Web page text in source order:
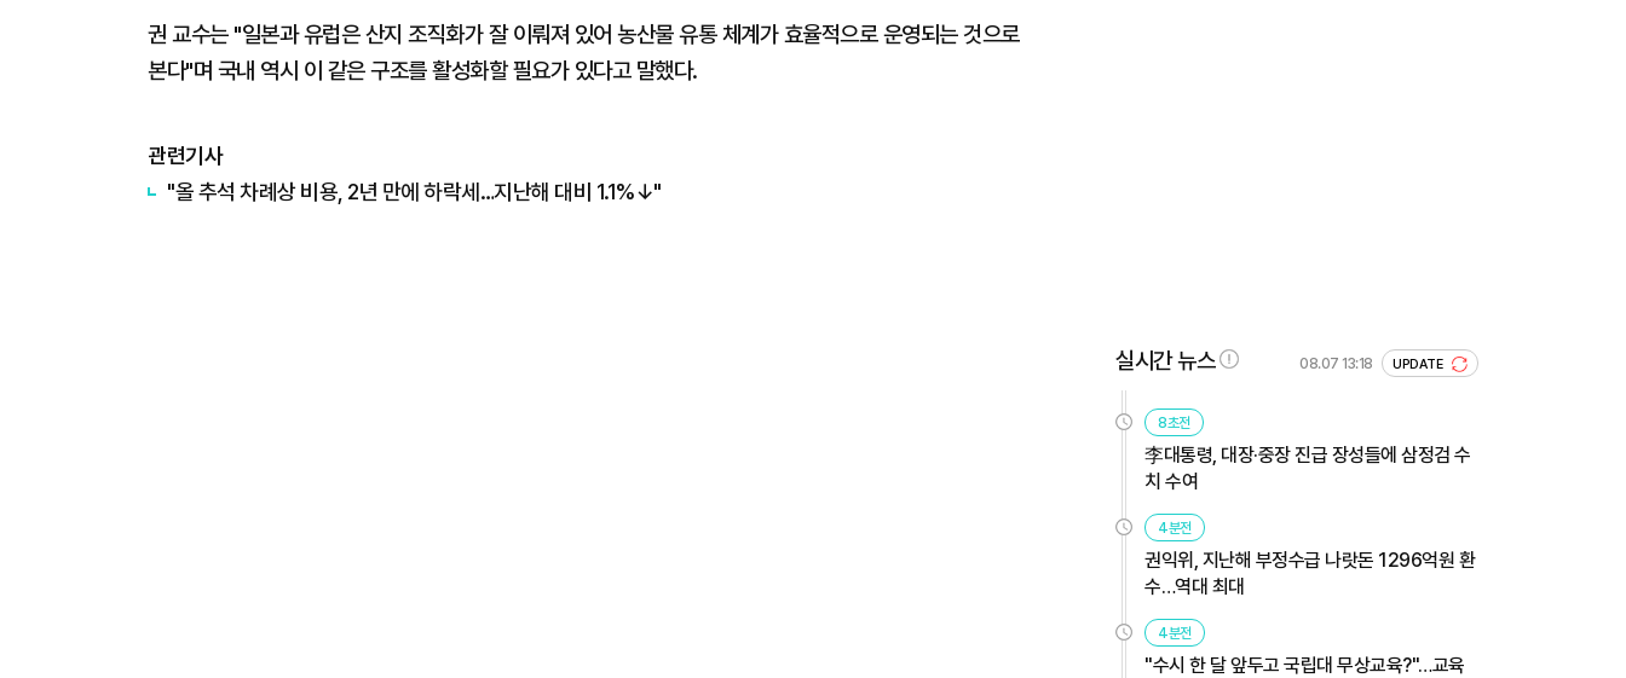
권 교수는 "일본과 유럽은 산지 조직화가 잘 이뤄져 있어 농산물 유통 체계가 효율적으로 운영되는 것으로
본다"며 국내 역시 이 같은 구조를 활성화할 필요가 있다고 말했다.
관련기사
"올 추석 차례상 비용, 2년 만에 하락세…지난해 대비 1.1%↓"
실시간 뉴스 08.07 13:18 UPDATE
8초전
李대통령, 대장·중장 진급 장성들에 삼정검 수
치 수여
4분전
권익위, 지난해 부정수급 나랏돈 1296억원 환
수…역대 최대
4분전
"수시 한 달 앞두고 국립대 무상교육?"…교육